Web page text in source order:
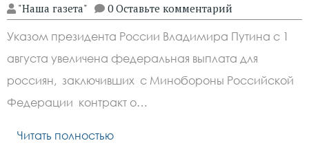
"Наша газета" 0 Оставьте комментарий
Указом президента России Владимира Путина с 1
августа увеличена федеральная выплата для
россиян, заключивших с Минобороны Российской
Федерации контракт о…
Читать полностью